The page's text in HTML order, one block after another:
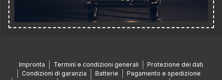
Impronta Termini e condizioni generali
Protezione dei dati
Condizioni di garanzia
Batterie
Pagamento e spedizione